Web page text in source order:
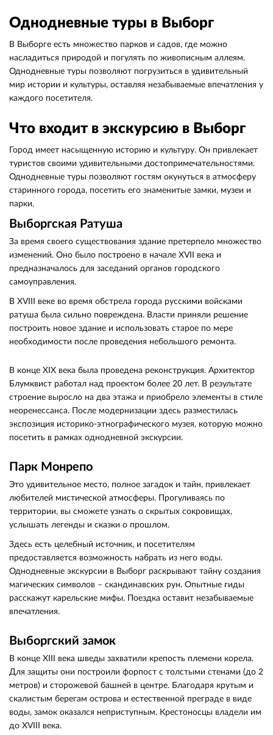
Однодневные туры в Выборг
В Выборге есть множество парков и садов, где можно
насладиться природой и погулять по живописным аллеям.
Однодневные туры позволяют погрузиться в удивительный
мир истории и культуры, оставляя незабываемые впечатления у
каждого посетителя.
Что входит в экскурсию в Выборг
Город имеет насыщенную историю и культуру. Он привлекает
туристов своими удивительными достопримечательностями.
Однодневные туры позволяют гостям окунуться в атмосферу
старинного города, посетить его знаменитые замки, музеи и
парки.
Выборгская Ратуша
За время своего существования здание претерпело множество
изменений. Оно было построено в начале XVII века и
предназначалось для заседаний органов городского
самоуправления.
В XVIII веке во время обстрела города русскими войсками
ратуша была сильно повреждена. Власти приняли решение
построить новое здание и использовать старое по мере
необходимости после проведения небольшого ремонта.
В конце XIX века была проведена реконструкция. Архитектор
Блумквист работал над проектом более 20 лет. В результате
строение выросло на два этажа и приобрело элементы в стиле
неоренессанса. После модернизации здесь разместилась
экспозиция историко-этнографического музея, которую можно
посетить в рамках однодневной экскурсии.
Парк Монрепо
Это удивительное место, полное загадок и тайн, привлекает
любителей мистической атмосферы. Прогуливаясь по
территории, вы сможете узнать о скрытых сокровищах,
услышать легенды и сказки о прошлом.
Здесь есть целебный источник, и посетителям
предоставляется возможность набрать из него воды.
Однодневные экскурсии в Выборг раскрывают тайну создания
магических символов – скандинавских рун. Опытные гиды
расскажут карельские мифы. Поездка оставит незабываемые
впечатления.
Выборгский замок
В конце XIII века шведы захватили крепость племени корела.
Для защиты они построили форпост с толстыми стенами (до 2
метров) и сторожевой башней в центре. Благодаря крутым и
скалистым берегам острова и естественной преграде в виде
воды, замок оказался неприступным. Крестоносцы владели им
до XVIII века.